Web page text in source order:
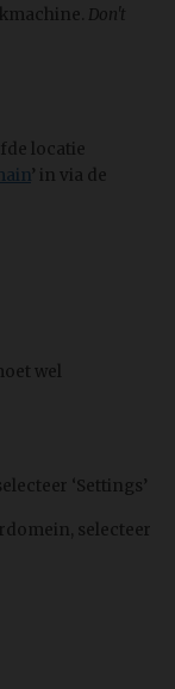
Don't
locatie
’ in via de
wel
‘Settings’
selecteer